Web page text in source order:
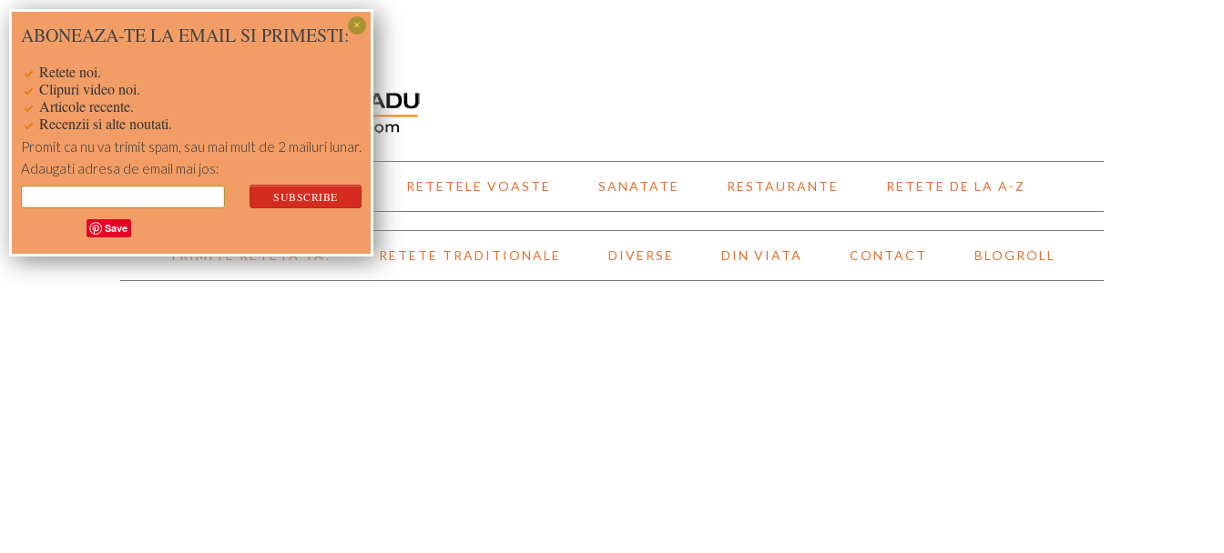
Skip
to
Skip
to
Skip
to
Skip
to
ACASA RETETE RETETELE VOASTE SANATATE RESTAURANTE RETETE DE LA A-Z
TRIMITE RETETA TA! RETETE TRADITIONALE DIVERSE DIN VIATA CONTACT BLOGROLL
ABONEAZA-TE LA EMAIL SI PRIMESTI:
Retete noi.
Clipuri video noi.
Articole recente.
Recenzii si alte noutati.
Promit ca nu va trimit spam, sau mai mult de 2 mailuri lunar.
Adaugati adresa de email mai jos:
Save